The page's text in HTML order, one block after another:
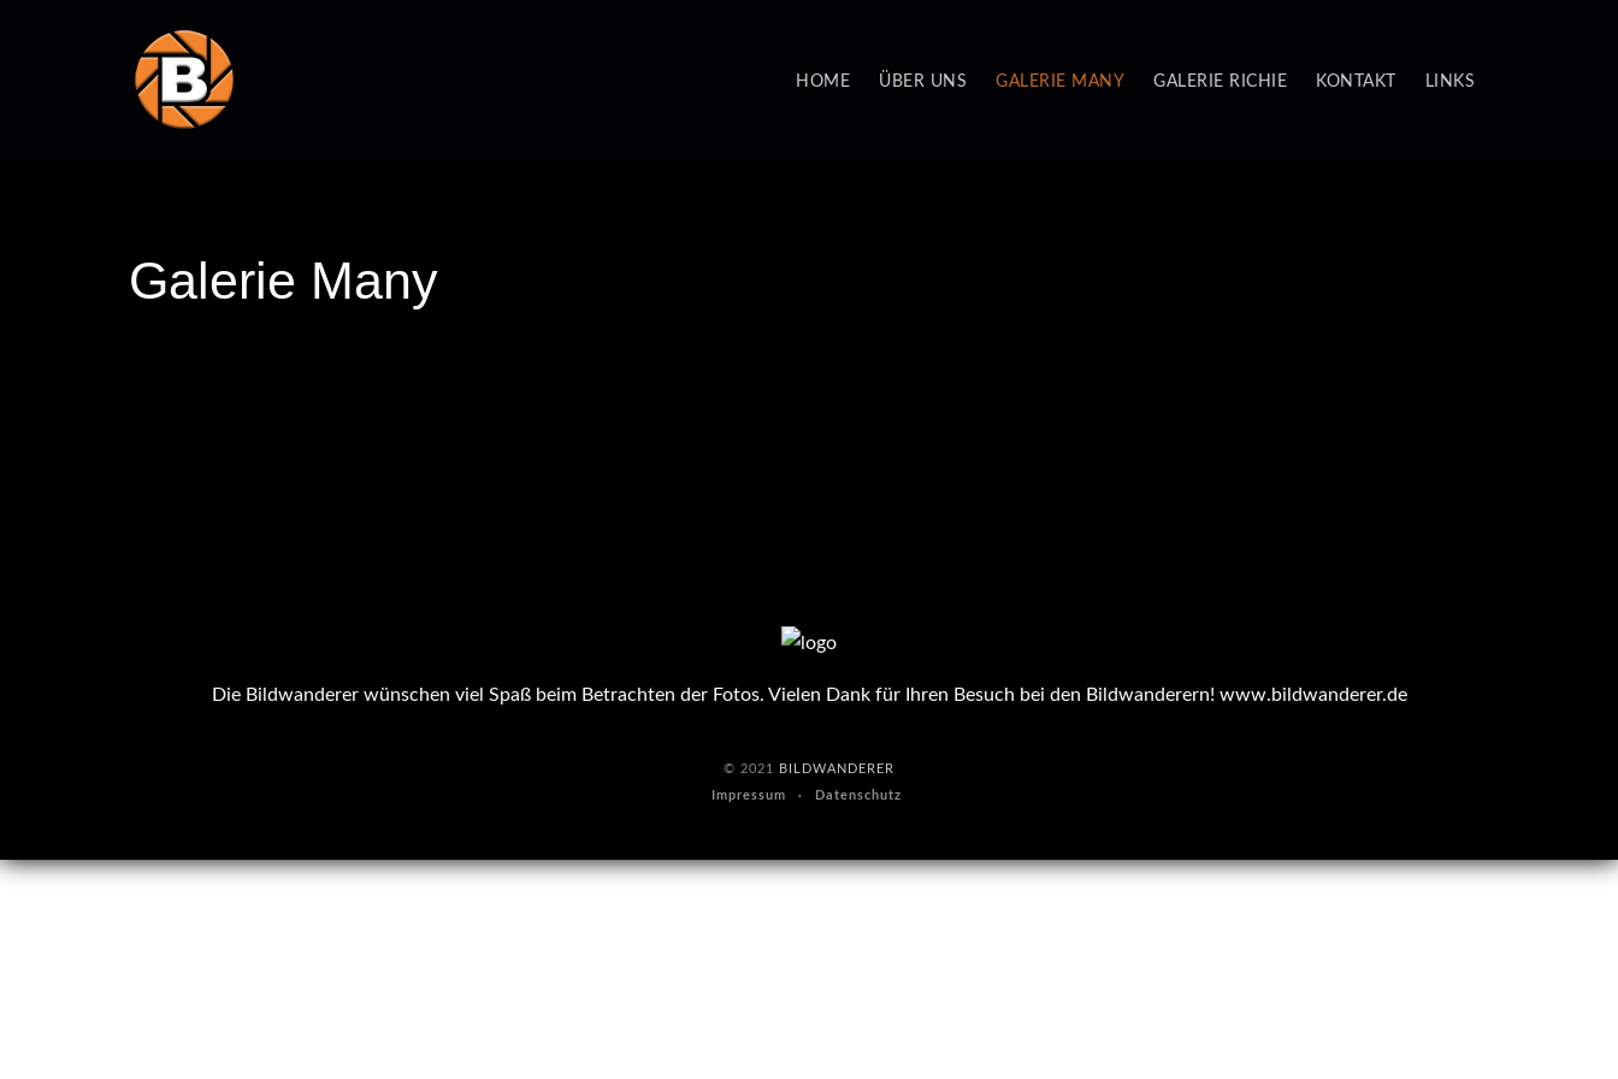
HOME ÜBER UNS GALERIE MANY GALERIE RICHIE KONTAKT LINKS
Galerie Many
Die Bildwanderer wünschen viel Spaß beim Betrachten der Fotos. Vielen Dank für Ihren Besuch bei den Bildwanderern! www.bildwanderer.de
© 2021
BILDWANDERER
Impressum
Datenschutz